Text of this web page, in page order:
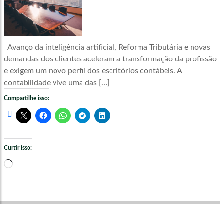
Avanço da inteligência artificial, Reforma Tributária e novas
demandas dos clientes aceleram a transformação da profissão
e exigem um novo perfil dos escritórios contábeis. A
contabilidade vive uma das […]
Compartilhe isso:
Curtir isso:
Carregando...